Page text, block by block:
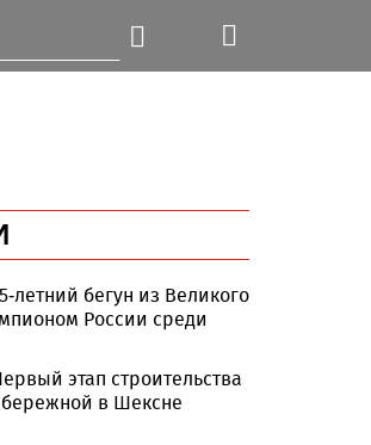
летний бегун из Великого
России среди
этап строительства
в Шексне